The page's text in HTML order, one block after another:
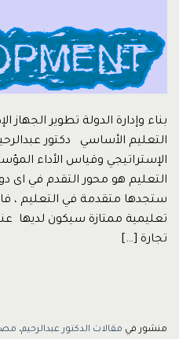
بناء وإدارة الدولة تطوير
التعليم الأساسي دكتور
التعليم هو محور التقدم في اى
ستجدها متقدمة في التعليم ،
تعليمية ممتازة سيكون لديها
تجارة […]
منشور في مقالات الدكتور عبدالرحيم،